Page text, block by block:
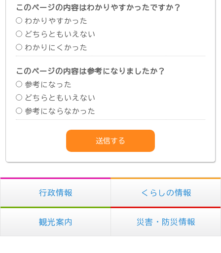
このページの内容はわかりやすかったですか？
わかりやすかった
どちらともいえない
わかりにくかった
このページの内容は参考になりましたか？
参考になった
どちらともいえない
参考にならなかった
行政情報 くらしの情報
観光案内 災害・防災情報